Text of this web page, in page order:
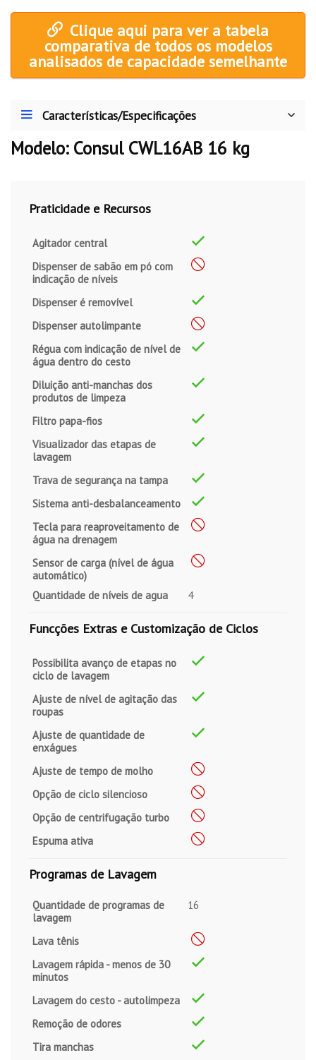
Clique aqui para ver a tabela
comparativa de todos os modelos
analisados de capacidade semelhante
Características/Especificações
Modelo: Consul CWL16AB 16 kg
Praticidade e Recursos
Agitador central
Dispenser de sabão em pó com
indicação de níveis
Dispenser é removível
Dispenser autolimpante
Régua com indicação de nível de
água dentro do cesto
Diluição anti-manchas dos
produtos de limpeza
Filtro papa-fios
Visualizador das etapas de
lavagem
Trava de segurança na tampa
Sistema anti-desbalanceamento
Tecla para reaproveitamento de
água na drenagem
Sensor de carga (nível de água
automático)
Quantidade de níveis de agua
4
Funcções Extras e Customização de Ciclos
Possibilita avanço de etapas no
ciclo de lavagem
Ajuste de nível de agitação das
roupas
Ajuste de quantidade de
enxágues
Ajuste de tempo de molho
Opção de ciclo silencioso
Opção de centrifugação turbo
Espuma ativa
Programas de Lavagem
Quantidade de programas de
lavagem
16
Lava tênis
Lavagem rápida - menos de 30
minutos
Lavagem do cesto - autolimpeza
Remoção de odores
Tira manchas